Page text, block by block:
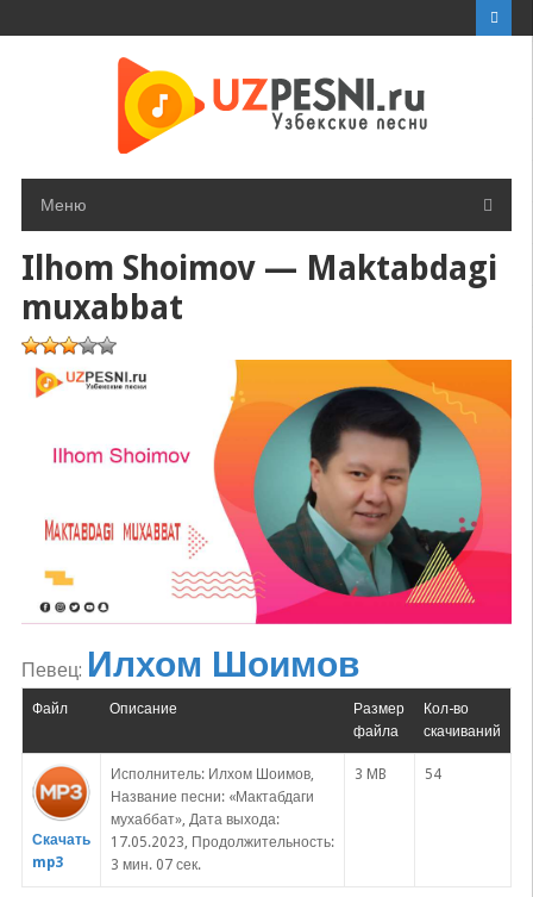
Меню
Ilhom Shoimov — Maktabdagi
muxabbat
Певец: Илхом Шоимов
Файл Описание
Размер
файла
Кол-во
скачиваний
Скачать
mp3
Исполнитель: Илхом Шоимов,
Название песни: «Мактабдаги
мухаббат», Дата выхода:
17.05.2023, Продолжительность:
3 мин. 07 сек.
3 MB 54